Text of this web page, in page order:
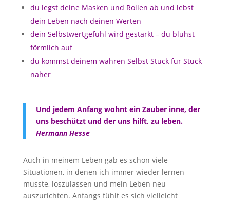
du legst deine Masken und Rollen ab und lebst
dein Leben nach deinen Werten
dein Selbstwertgefühl wird gestärkt – du blühst
förmlich auf
du kommst deinem wahren Selbst Stück für Stück
näher
Und jedem Anfang wohnt ein Zauber inne, der
uns beschützt und der uns hilft, zu leben.
Hermann Hesse
Auch in meinem Leben gab es schon viele
Situationen, in denen ich immer wieder lernen
musste, loszulassen und mein Leben neu
auszurichten. Anfangs fühlt es sich vielleicht